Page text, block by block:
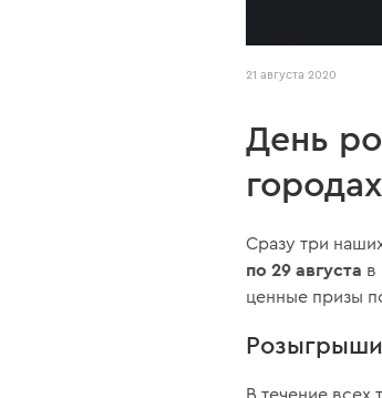
21 августа 2020
День
городах
Сразу три
по 29 августа в
ценные призы